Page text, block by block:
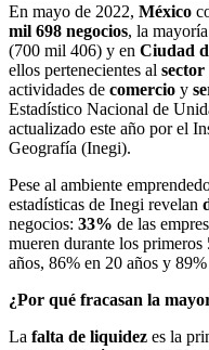
En mayo de 2022, México
mil 698 negocios, la
(700 mil 406) y en Ciudad
ellos pertenecientes al
actividades de comercio y
Estadístico Nacional de
actualizado este año por el
Geografía (Inegi).
Pese al ambiente
estadísticas de Inegi revelan
negocios: 33% de las
mueren durante los
años, 86% en 20 años y
¿Por qué fracasan la
La falta de liquidez es la